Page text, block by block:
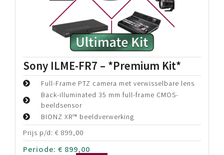
Sony PXW-FX9 – *Basic Kit*
6K Full-Frame Exmor R CMOS Sensor
DCI 4K and UHD 4K up to 60p
Quad Full HD 120p Raw with XDCA-FX9 Unit
Prijs p/d: €172,50
Periode:€172,50
Bekijk details